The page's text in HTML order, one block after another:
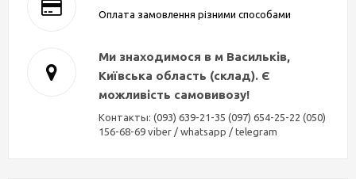
Оплата замовлення різними способами
Ми знаходимося в м Васильків,
Київська область (склад). Є
можливість самовивозу!
Контакты: (093) 639-21-35 (097) 654-25-22 (050)
156-68-69 viber / whatsapp / telegram